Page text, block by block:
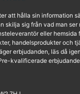
att hålla sin information
skilja sig från vad man ser
eller hemsida
handelsprodukter och
erbjudanden, läs då
kvalificerade